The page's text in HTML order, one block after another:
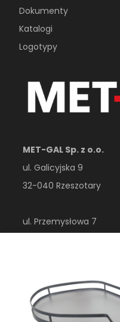
Dokumenty
Katalogi
Logotypy
MET-GAL Sp. z o.o.
ul. Galicyjska 9
32-040 Rzeszotary
ul. Przemysłowa 7
esklep@metgal.com.pl